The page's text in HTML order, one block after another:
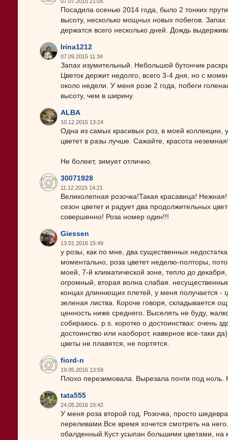
Посадила осенью 2014 года, было 2 тонких
высоту, несколько мощных новых побегов.
держатся всего несколько дней. Дождь
Irina1212
07.09.2015 11:34
Запах изумительный. Небольшой бутончик
Цветок держит недолго, всего 3-4 дня, но с
около недели. У меня розе 2 года, побеги
высоту, чем в ширину.
ALBA
10.12.2015 13:24
Одна из самых красивых роз, в моей коллекции,
цветет в разы лучше. Сажайте, красота
Не болеет, зимует отлично.
30071928
11.12.2015 14:21
Великолепная розочка!Такая красавица!
сезон цветет и радует два продолжительных
совершенно! Роза номер один!!!
Giessen
13.01.2016 15:49
у розы, как по мне, два существенных
моментально, роза цветет неделю-полторы,
моей, 7-й климатической зоне, тепло до
огромный, вторая волна слабая.
концах длиннющих плетей, у меня получается -
зеленая листва. Короче говоря, складывается
ценность ниже среднего. Выселять не буду,
собираюсь. p.s. коротко о достоинствах: очень
достоинство или наоборот, наверное все-таки
цветы не плавятся, не портятся.
fiord-n
19.05.2016 13:59
Плохо перезимовала. Вырезала почти под ноль.
tata555
24.05.2016 19:42
У меня роза второй год. Розочка, просто
переливами.Все время хочется смотреть на
обалденный.Куст усыпан большими цветами, на